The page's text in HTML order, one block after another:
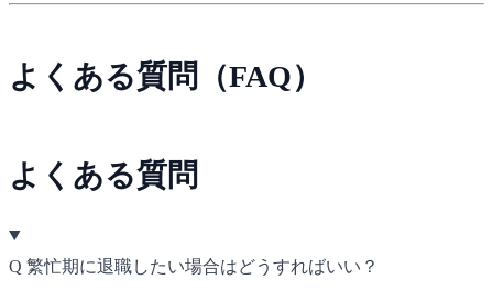
よくある質問（FAQ）
よくある質問
Q 繁忙期に退職したい場合はどうすればいい？